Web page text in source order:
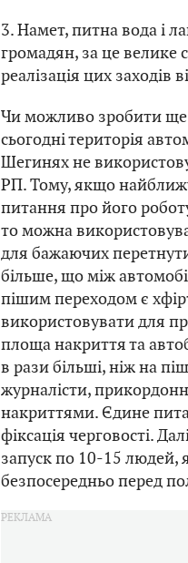
3. Намет, питна вода і
громадян, за це
реалізація цих заходів
Чи можливо зробити
сьогодні територія
Шегинях не
РП. Тому, якщо
питання про його
то можна
для бажаючих
більше, що між
пішим переходом є
використовувати для
площа накриття та
в рази більші, ніж на
журналісти,
накриттями. Єдине
фіксація черговості.
запуск по 10-15 людей,
безпосередньо перед